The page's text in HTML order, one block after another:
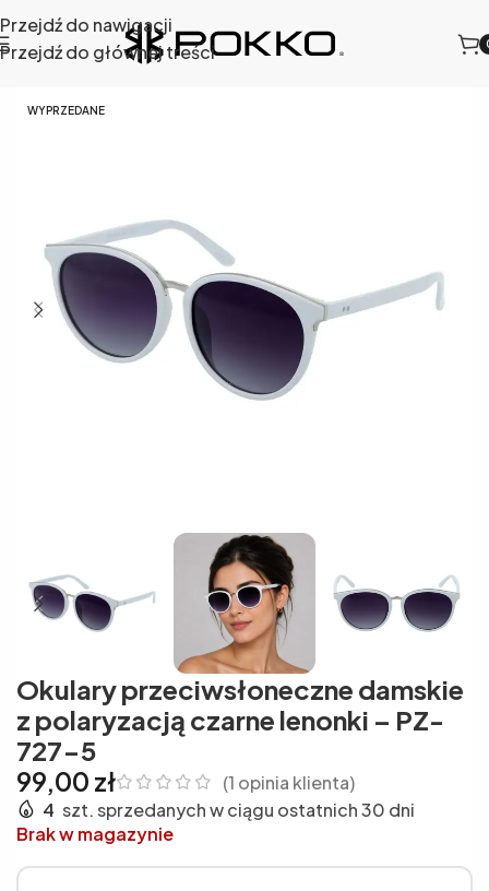
Przejdź do nawigacji
Przejdź do głównej treści
WYPRZEDANE
Okulary przeciwsłoneczne damskie
z polaryzacją czarne lenonki – PZ-
727-5
99,00 zł (1 opinia klienta)
4 szt. sprzedanych w ciągu ostatnich 30 dni
Brak w magazynie